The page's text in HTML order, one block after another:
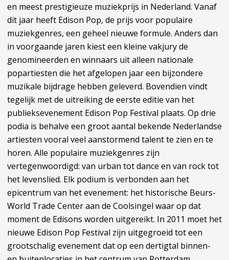
en meest prestigieuze muziekprijs in Nederland. Vanaf
dit jaar heeft Edison Pop, de prijs voor populaire
muziekgenres, een geheel nieuwe formule. Anders dan
in voorgaande jaren kiest een kleine vakjury de
genomineerden en winnaars uit alleen nationale
popartiesten die het afgelopen jaar een bijzondere
muzikale bijdrage hebben geleverd. Bovendien vindt
tegelijk met de uitreiking de eerste editie van het
publieksevenement Edison Pop Festival plaats. Op drie
podia is behalve een groot aantal bekende Nederlandse
artiesten vooral veel aanstormend talent te zien en te
horen. Alle populaire muziekgenres zijn
vertegenwoordigd: van urban tot dance en van rock tot
het levenslied. Elk podium is verbonden aan het
epicentrum van het evenement: het historische Beurs-
World Trade Center aan de Coolsingel waar op dat
moment de Edisons worden uitgereikt. In 2011 moet het
nieuwe Edison Pop Festival zijn uitgegroeid tot een
grootschalig evenement dat op een dertigtal binnen-